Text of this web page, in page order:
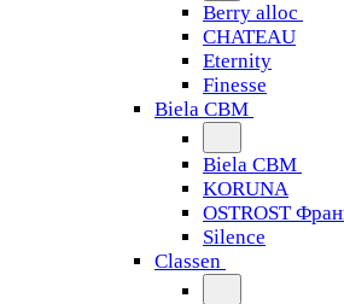
Berry alloc
CHATEAU
Eternity
Finesse
Biela CBM
Biela CBM
KORUNA
OSTROST
Silence
Classen